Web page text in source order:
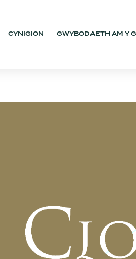
CYNIGION GWYBODAETH AM Y